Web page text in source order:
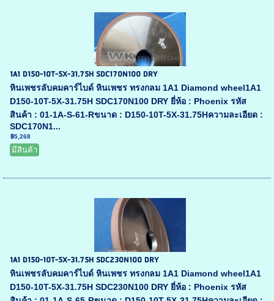
1A1 D150-10T-5X-31.75H SDC170N100 DRY
หินเพชรลับคมคาร์ไบด์ หินเพชร ทรงกลม 1A1 Diamond wheel1A1
D150-10T-5X-31.75H SDC170N100 DRY ยี่ห้อ : Phoenix รหัส
สินค้า : 01-1A-S-61-Rขนาด : D150-10T-5X-31.75Hความละเอียด :
SDC170N1...
฿5,268
มีสินค้า
1A1 D150-10T-5X-31.75H SDC230N100 DRY
หินเพชรลับคมคาร์ไบด์ หินเพชร ทรงกลม 1A1 Diamond wheel1A1
D150-10T-5X-31.75H SDC230N100 DRY ยี่ห้อ : Phoenix รหัส